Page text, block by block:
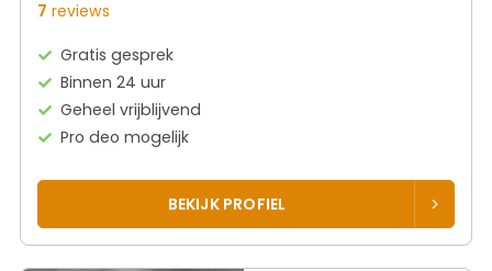
7 reviews
Gratis gesprek
Binnen 24 uur
Geheel vrijblijvend
Pro deo mogelijk
BEKIJK PROFIEL